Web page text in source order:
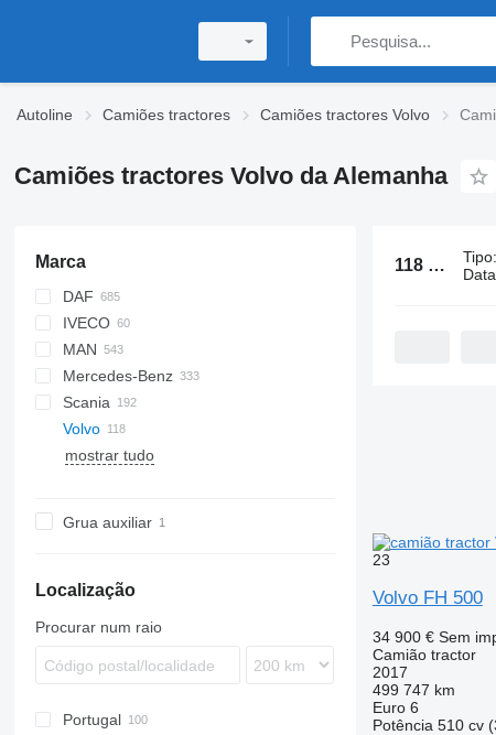
Autoline Camiões tractores Camiões tractores Volvo
Camiões tractores Volvo da Alemanha
Marca
DAF
CF
XD
XF
XG
F-MAX
IVECO
Daily
EuroCargo
Magirus
S-Way
Stralis
MAN
KAT
TGA
TGL
TGM
CH
Mercedes-Benz
Actros
Antos
Arocs
SK
D-series
Magnum
Premium
Scania
G-series
LB
Volvo
FH
FH16 650
FH16 750
FH 440
FH 510
FM 380
FM 440
FM 460
mostrar tudo
Grua auxiliar
Localização
Procurar num raio
Portugal
118 anúncios: Tipo:
23
Volvo FH 500
34 900 € Sem
Camião tractor
2017
499 747 km
Euro 6
Potência 510 cv